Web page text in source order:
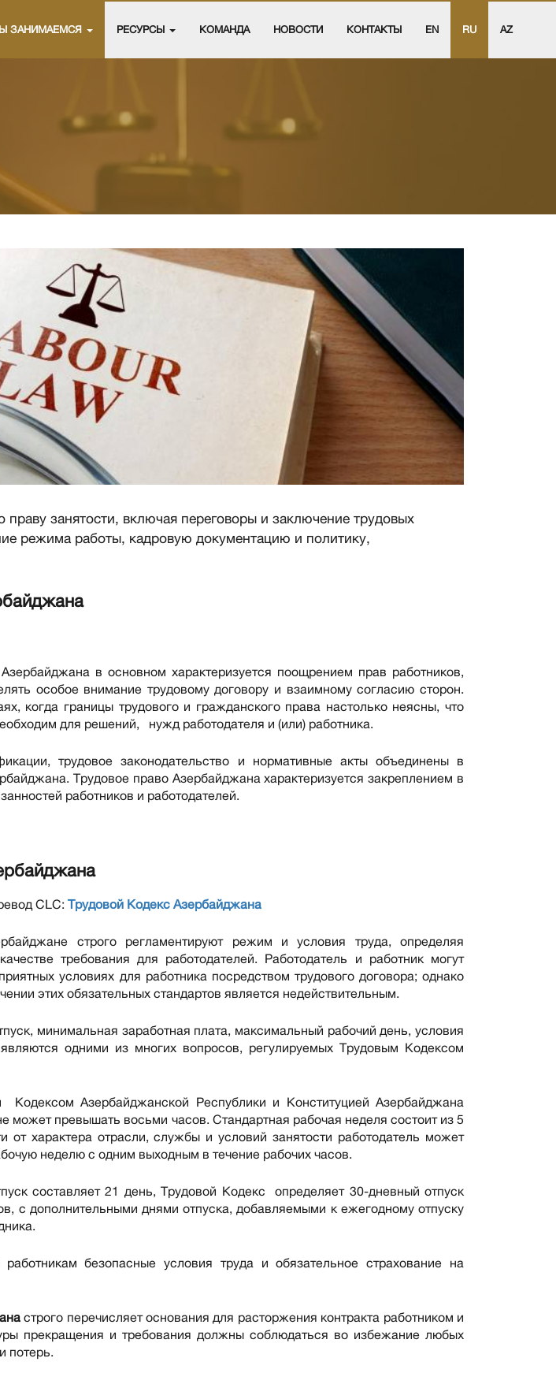
ЗАНИМАЕМСЯ РЕСУРСЫ КОМАНДА НОВОСТИ КОНТАКТЫ EN RU AZ
праву занятости, включая переговоры и заключение трудовых
режима работы, кадровую документацию и политику,
в основном характеризуется поощрением прав работников,
особое внимание трудовому договору и взаимному согласию сторон.
когда границы трудового и гражданского права настолько неясны, что
для решений, нужд работодателя и (или) работника.
трудовое законодательство и нормативные акты объединены в
Трудовое право Азербайджана характеризуется закреплением в
работников и работодателей.
CLC: Трудовой Кодекс Азербайджана
строго регламентируют режим и условия труда, определяя
требования для работодателей. Работодатель и работник могут
условиях для работника посредством трудового договора; однако
этих обязательных стандартов является недействительным.
минимальная заработная плата, максимальный рабочий день, условия
одними из многих вопросов, регулируемых Трудовым Кодексом
Кодексом Азербайджанской Республики и Конституцией Азербайджана
может превышать восьми часов. Стандартная рабочая неделя состоит из 5
от характера отрасли, службы и условий занятости работодатель может
неделю с одним выходным в течение рабочих часов.
составляет 21 день, Трудовой Кодекс определяет 30-дневный отпуск
с дополнительными днями отпуска, добавляемыми к ежегодному отпуску
работникам безопасные условия труда и обязательное страхование на
строго перечисляет основания для расторжения контракта работником и
прекращения и требования должны соблюдаться во избежание любых
потерь.